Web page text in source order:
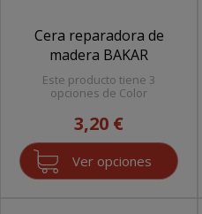
Cera reparadora de
madera BAKAR
Este producto tiene 3
opciones de Color
3,20 €
Ver opciones